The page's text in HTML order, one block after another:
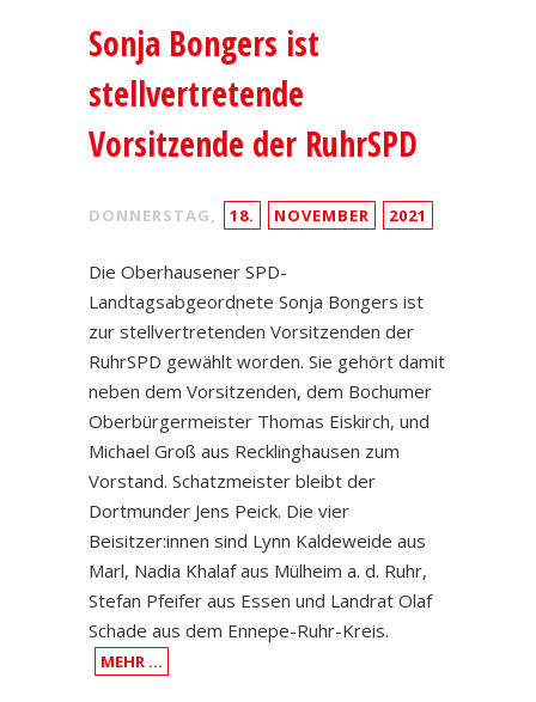
Sonja Bongers ist
stellvertretende
Vorsitzende der RuhrSPD
DONNERSTAG, 18. NOVEMBER 2021
Die Oberhausener SPD-
Landtagsabgeordnete Sonja Bongers ist
zur stellvertretenden Vorsitzenden der
RuhrSPD gewählt worden. Sie gehört damit
neben dem Vorsitzenden, dem Bochumer
Oberbürgermeister Thomas Eiskirch, und
Michael Groß aus Recklinghausen zum
Vorstand. Schatzmeister bleibt der
Dortmunder Jens Peick. Die vier
Beisitzer:innen sind Lynn Kaldeweide aus
Marl, Nadia Khalaf aus Mülheim a. d. Ruhr,
Stefan Pfeifer aus Essen und Landrat Olaf
Schade aus dem Ennepe-Ruhr-Kreis.
MEHR …